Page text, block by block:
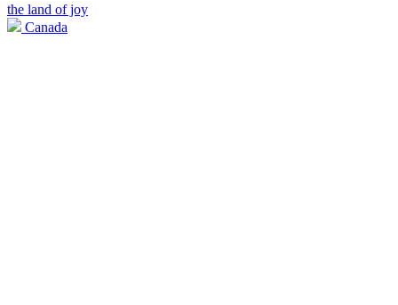
the land of joy
Canada